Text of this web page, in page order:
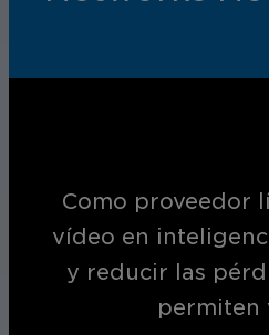
Como proveedor
vídeo en
y reducir las
permiten